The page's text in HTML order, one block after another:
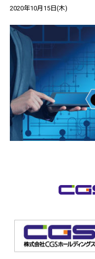
2020年10月15日(木)